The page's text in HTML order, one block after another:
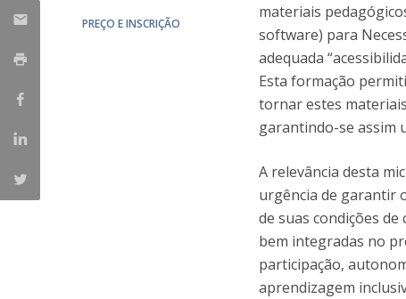
PREÇO E INSCRIÇÃO
materiais
software) para
adequada
Esta formação
tornar estes
garantindo-se assim
A relevância desta
urgência de garantir
de suas condições
bem integradas no
participação,
aprendizagem